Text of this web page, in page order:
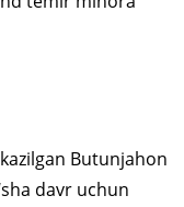
Butunjahon
davr uchun